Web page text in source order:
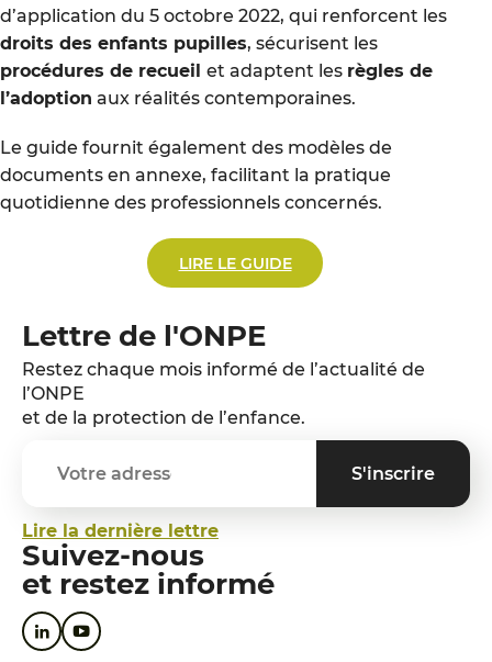
d’application du 5 octobre 2022, qui renforcent les
droits des enfants pupilles, sécurisent les
procédures de recueil et adaptent les règles de
l’adoption aux réalités contemporaines.
Le guide fournit également des modèles de
documents en annexe, facilitant la pratique
quotidienne des professionnels concernés.
LIRE LE GUIDE
Lettre de l'ONPE
Restez chaque mois informé de l’actualité de
l’ONPE
et de la protection de l’enfance.
Lire la dernière lettre
Suivez-nous
et restez informé